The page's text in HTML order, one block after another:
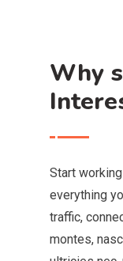
Why
Start
everything
traffic,
montes,